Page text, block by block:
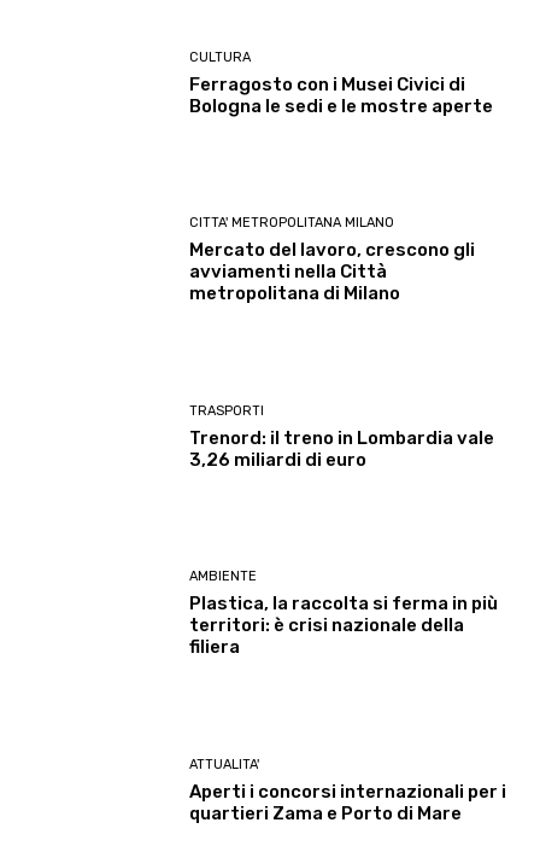
CULTURA
Ferragosto con i Musei Civici di
Bologna le sedi e le mostre aperte
CITTA' METROPOLITANA MILANO
Mercato del lavoro, crescono gli
avviamenti nella Città
metropolitana di Milano
TRASPORTI
Trenord: il treno in Lombardia vale
3,26 miliardi di euro
AMBIENTE
Plastica, la raccolta si ferma in più
territori: è crisi nazionale della
filiera
ATTUALITA'
Aperti i concorsi internazionali per i
quartieri Zama e Porto di Mare